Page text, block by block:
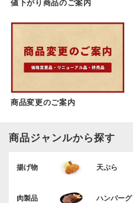
値下がり商品のご案内
商品変更のご案内
商品ジャンルから探す
揚げ物 天ぷら
肉製品 ハンバーグ